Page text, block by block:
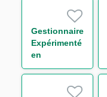
Gestionnaire
Expérimenté
en
Financements